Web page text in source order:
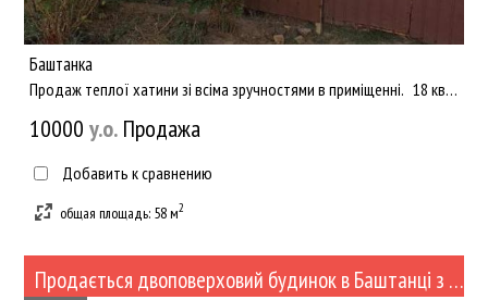
Баштанка
Продаж теплої хатини зі всіма зручностями в приміщенні. 18 квадратів кухня! Ванна та туалет в середині прим...
10000 y.о. Продажа
Добавить к сравнению
общая площадь: 58 м2
Продається двоповерховий будинок в Баштанці з євро ремонтом (№433-85)